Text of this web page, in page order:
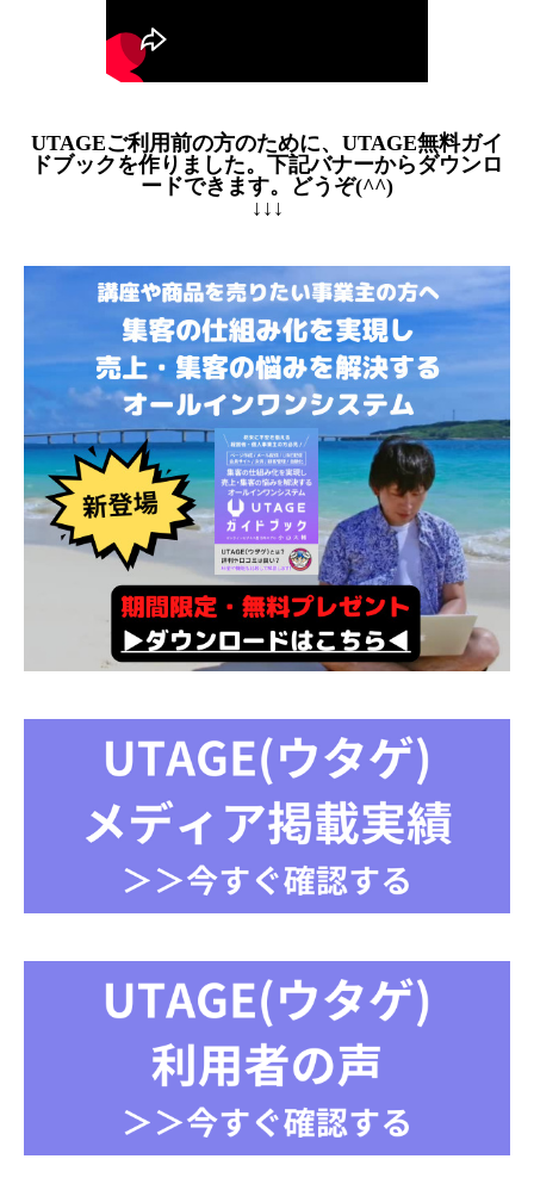
UTAGEご利用前の方のために、UTAGE無料ガイ
ドブックを作りました。下記バナーからダウンロ
ードできます。どうぞ(^^)
↓↓↓